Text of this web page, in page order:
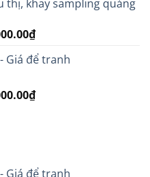
tại
thị, khay sampling quảng
₫Giá
tại
230,000.00₫.
Giá để tranh
₫Giá
Giá để tranh